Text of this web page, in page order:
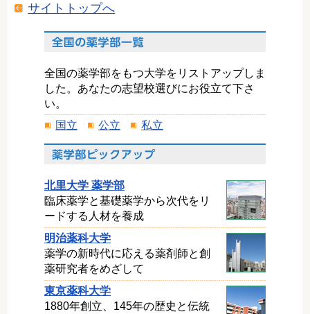
サイトトップへ
全国の薬学部をもつ大学をリストアップしま
した。あなたの志望校選びにお役立て下さ
い。
国立
公立 私立
北里大学 薬学部
臨床薬学と基礎薬学から次代をリ
ードする人材を養成
明治薬科大学
薬学の新時代に応える薬剤師と創
薬研究者をめざして
東京薬科大学
1880年創立、145年の歴史と伝統